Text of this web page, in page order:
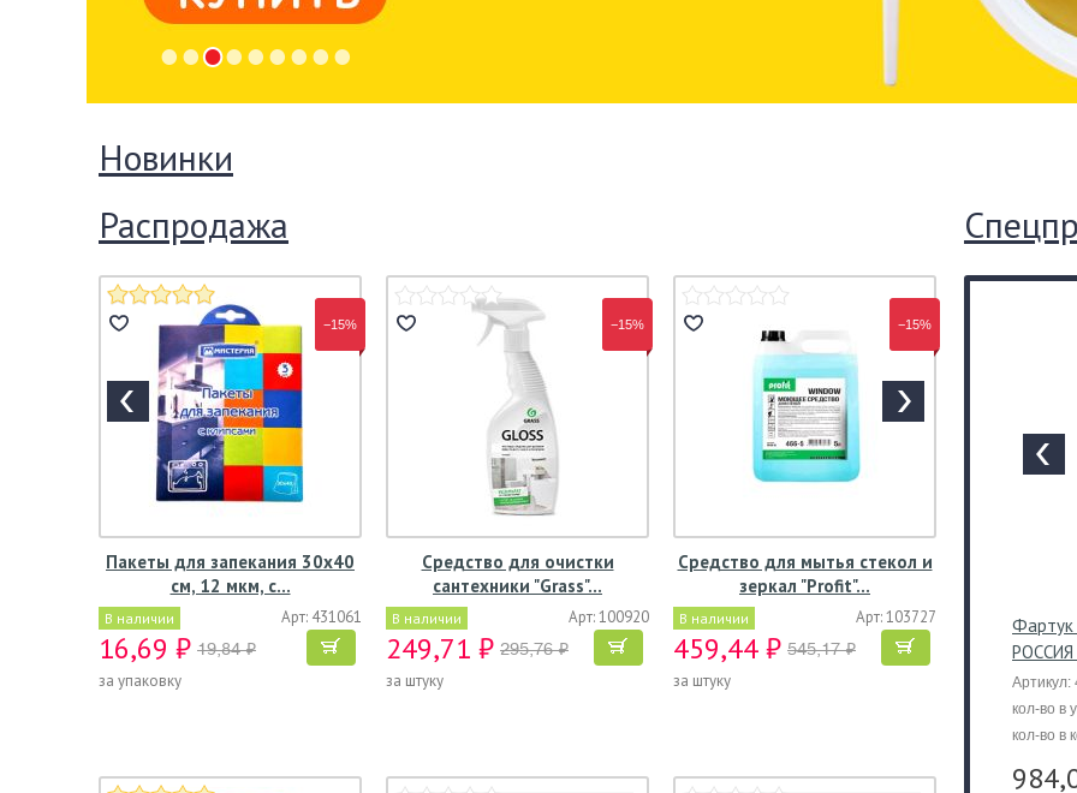
Новинки
Распродажа
−15%
Пакеты для запекания 30х40
см, 12 мкм, с…
В наличии Арт: 431061
16,69 ₽ 19,84 ₽
за упаковку
−15%
Средство для очистки
сантехники "Grass"…
В наличии Арт: 100920
249,71 ₽ 295,76 ₽
за штуку
−15%
Средство для мытья стекол и
зеркал "Profit"…
В наличии Арт: 103727
459,44 ₽ 545,17 ₽
за штуку
Фартук
РОССИЯ
Артикул:
кол-во в
кол-во в